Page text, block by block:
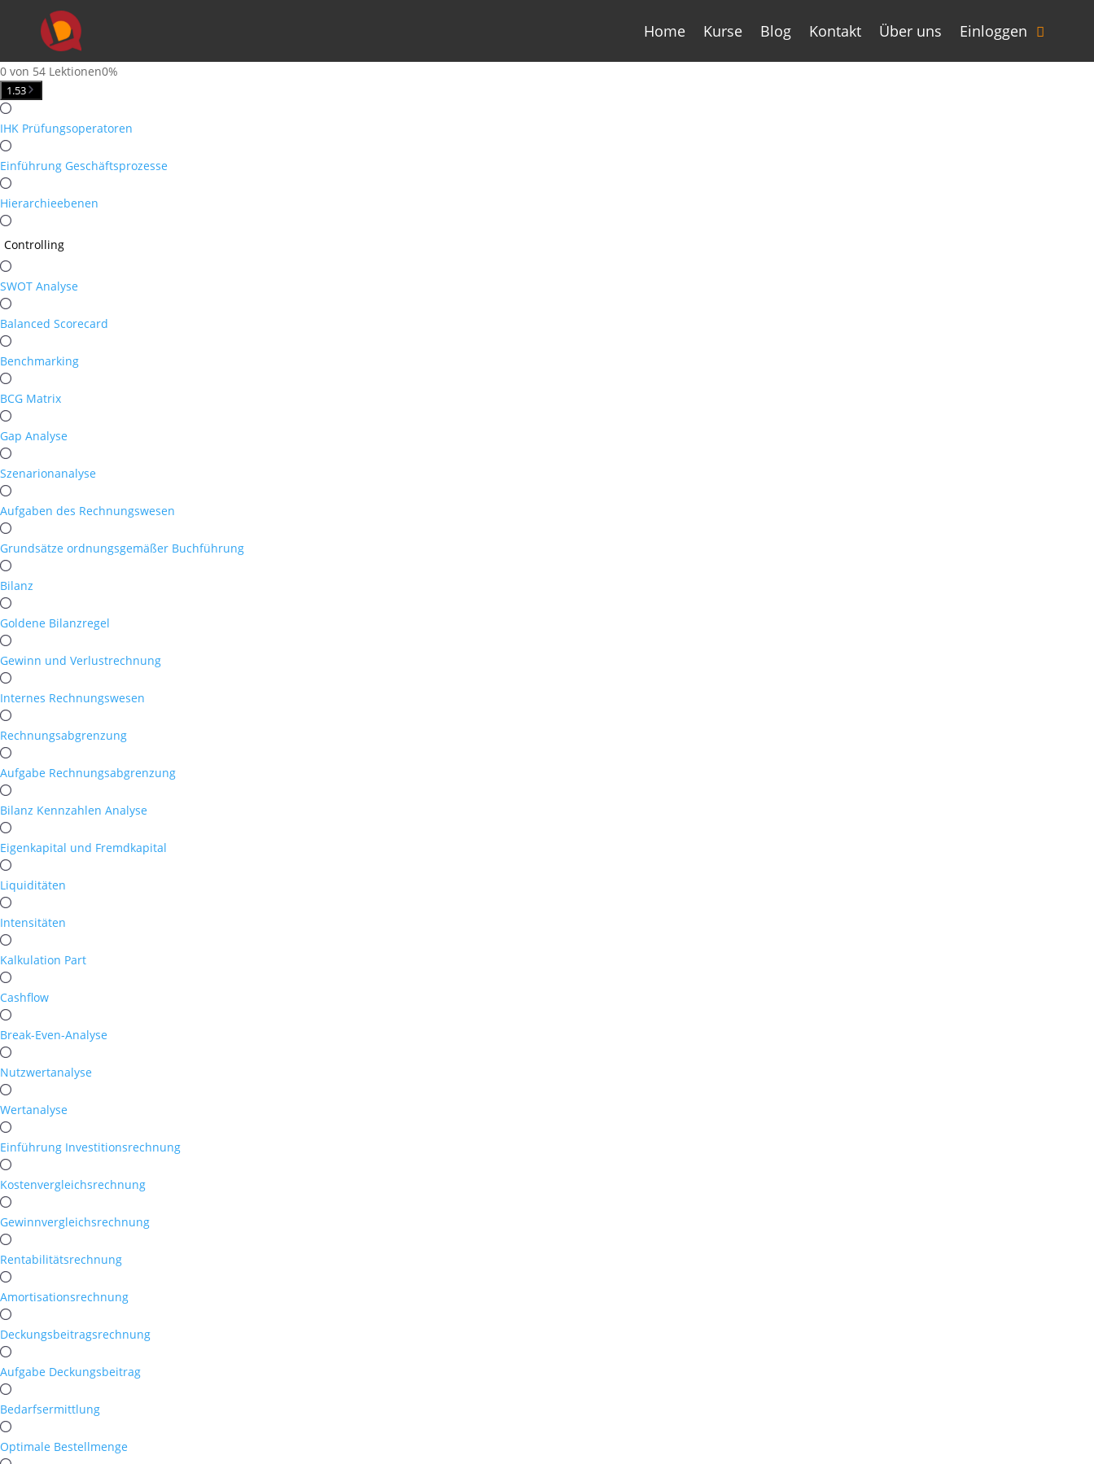
Home Kurse Blog Kontakt Über uns Einloggen
0 von 54 Lektionen0%
1.53
IHK Prüfungsoperatoren
Einführung Geschäftsprozesse
Hierarchieebenen
Controlling
SWOT Analyse
Balanced Scorecard
Benchmarking
BCG Matrix
Gap Analyse
Szenarionanalyse
Aufgaben des Rechnungswesen
Grundsätze ordnungsgemäßer Buchführung
Bilanz
Goldene Bilanzregel
Gewinn und Verlustrechnung
Internes Rechnungswesen
Rechnungsabgrenzung
Aufgabe Rechnungsabgrenzung
Bilanz Kennzahlen Analyse
Eigenkapital und Fremdkapital
Liquiditäten
Intensitäten
Kalkulation Part
Cashflow
Break-Even-Analyse
Nutzwertanalyse
Wertanalyse
Einführung Investitionsrechnung
Kostenvergleichsrechnung
Gewinnvergleichsrechnung
Rentabilitätsrechnung
Amortisationsrechnung
Deckungsbeitragsrechnung
Aufgabe Deckungsbeitrag
Bedarfsermittlung
Optimale Bestellmenge